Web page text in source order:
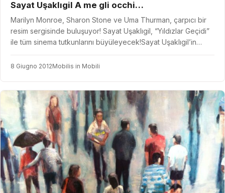
Sayat Uşaklıgil A me gli occhi…
Marilyn Monroe, Sharon Stone ve Uma Thurman, çarpıcı bir
resim sergisinde buluşuyor! Sayat Uşaklıgil, “Yıldızlar Geçidi”
ile tüm sinema tutkunlarını büyüleyecek!Sayat Uşaklıgil’in…
8 Giugno 2012Mobilis in Mobili